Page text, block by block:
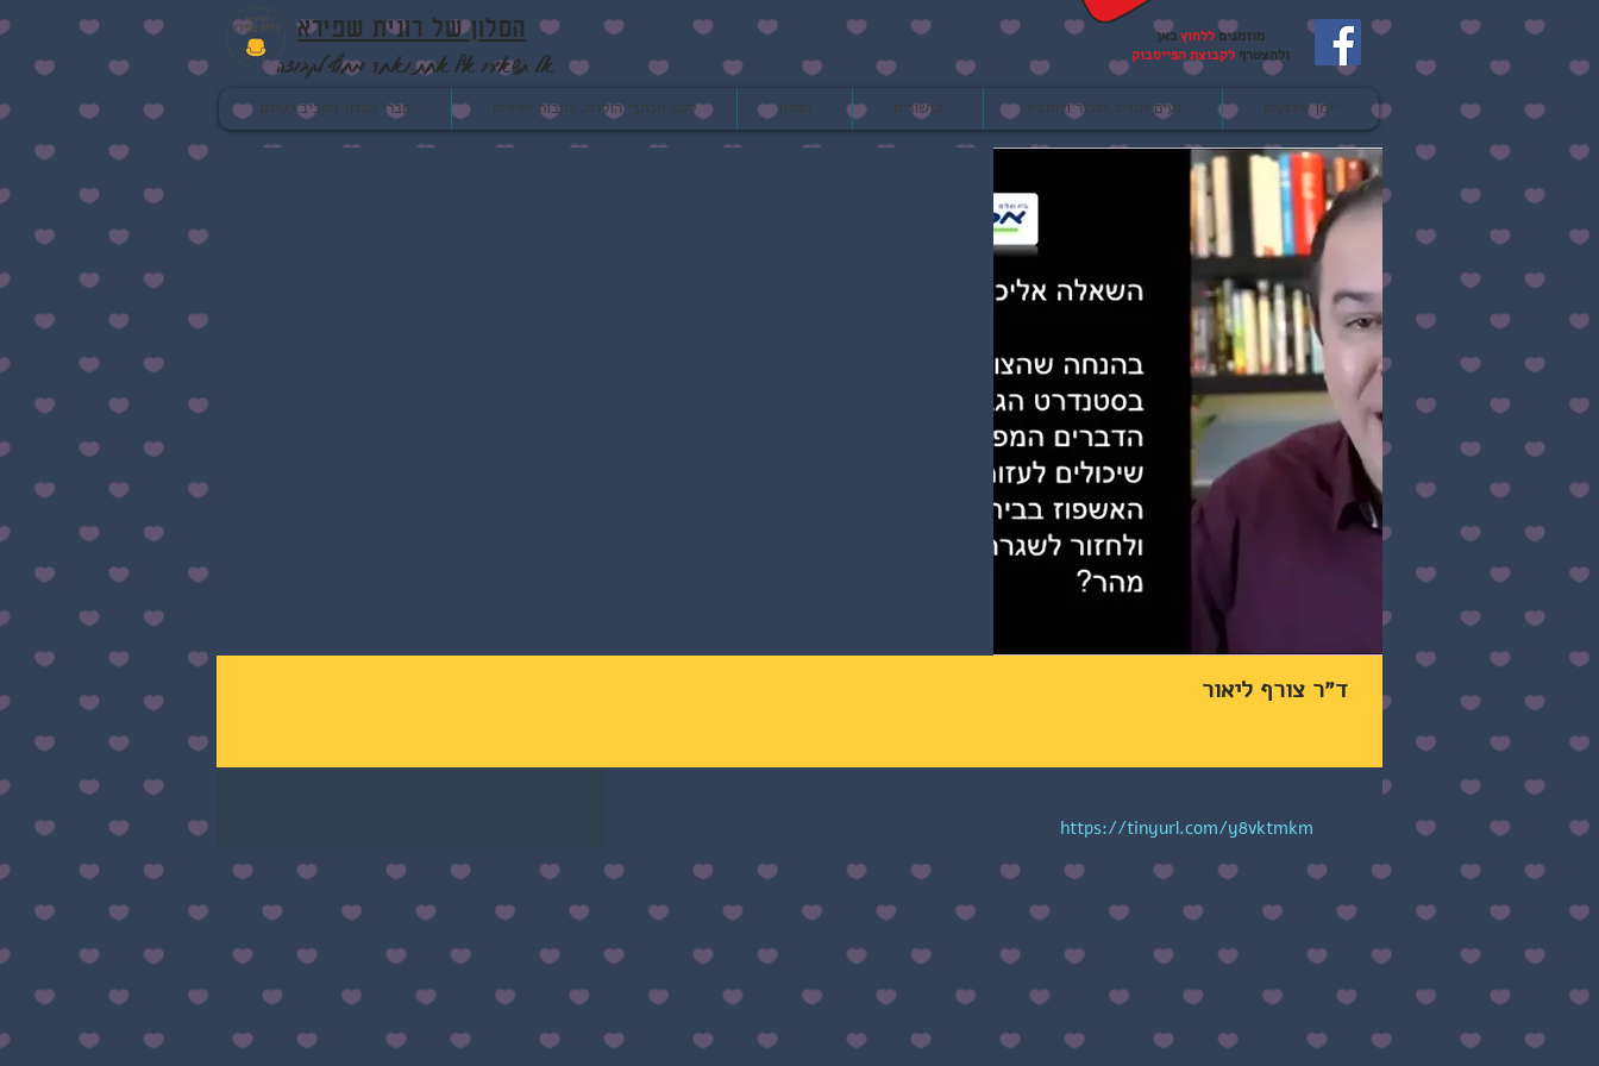
הסלון של רונית שפירא
אל תשאירו אף אחת ואחד מחוץ לקבוצה
מוזמניםללחוץכאן
ולהצטרף לקבוצת הפייסבוק
יומן אירועים נעים להכיר,לזכור ולהזכיר קישורים הסלון לקט מכתבי הוקרה, כתבות ושירים חברי הסלון מסביב לעולם
ד״ר צורף ליאור
https://tinyurl.com/y8vktmkm